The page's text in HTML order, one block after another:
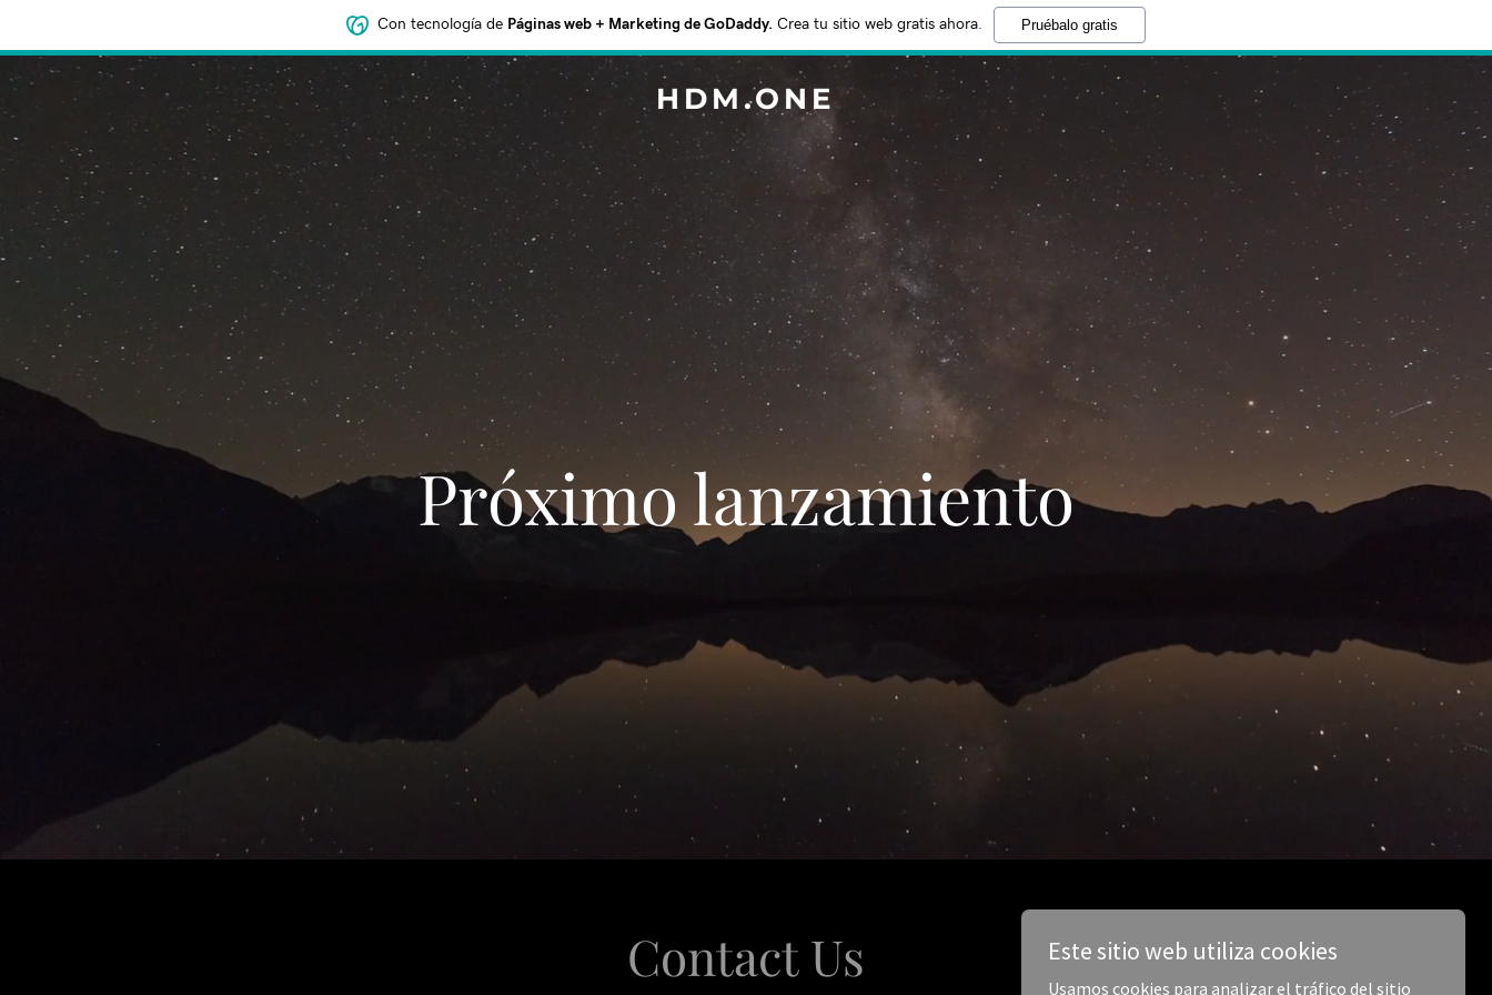
Con tecnología de Páginas web + Marketing de GoDaddy. Crea tu sitio web gratis ahora. Pruébalo gratis
HDM.ONE
‌‌Próximo lanzamiento
Contact Us Este sitio web utiliza cookies
Usamos cookies para analizar el tráfico del sitio